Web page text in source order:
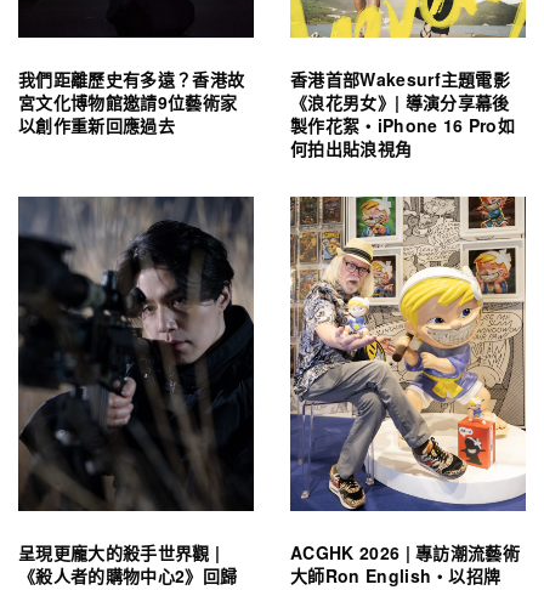
我們距離歷史有多遠？香港故
宮文化博物館邀請9位藝術家
以創作重新回應過去
香港首部Wakesurf主題電影
《浪花男女》| 導演分享幕後
製作花絮・iPhone 16 Pro如
何拍出貼浪視角
呈現更龐大的殺手世界觀 |
《殺人者的購物中心2》回歸
ACGHK 2026 | 專訪潮流藝術
大師Ron English・以招牌